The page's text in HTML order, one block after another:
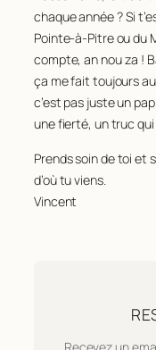
chaque année ? Si
Pointe-à-Pitre ou du
compte, an nou za !
ça me fait toujours
c’est pas juste un
une fierté, un truc qui
Prends soin de toi et
d’où tu viens.
Vincent
Recevez un